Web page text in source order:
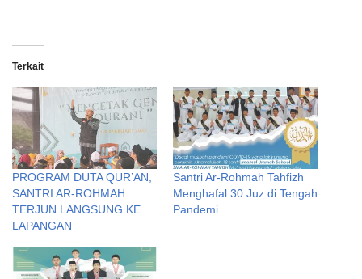
Terkait
PROGRAM DUTA QUR’AN,
SANTRI AR-ROHMAH
TERJUN LANGSUNG KE
LAPANGAN
Santri Ar-Rohmah Tahfizh
Menghafal 30 Juz di Tengah
Pandemi